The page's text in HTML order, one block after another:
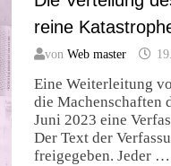
reine
vonWeb master
Eine Weiterleitung
die Machenschaften
Juni 2023 eine
Der Text der
freigegeben. Jeder …